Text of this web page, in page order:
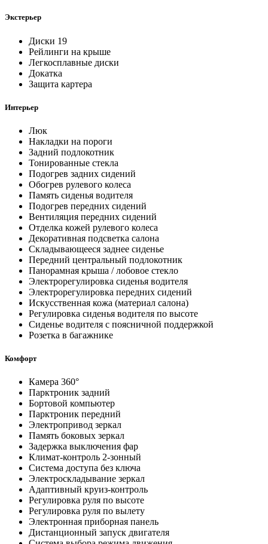
Экстерьер
Диски 19
Рейлинги на крыше
Легкосплавные диски
Докатка
Защита картера
Интерьер
Люк
Накладки на пороги
Задний подлокотник
Тонированные стекла
Подогрев задних сидений
Обогрев рулевого колеса
Память сиденья водителя
Подогрев передних сидений
Вентиляция передних сидений
Отделка кожей рулевого колеса
Декоративная подсветка салона
Складывающееся заднее сиденье
Передний центральный подлокотник
Панорамная крыша / лобовое стекло
Электрорегулировка сиденья водителя
Электрорегулировка передних сидений
Искусственная кожа (материал салона)
Регулировка сиденья водителя по высоте
Сиденье водителя с поясничной поддержкой
Розетка в багажнике
Комфорт
Камера 360°
Парктроник задний
Бортовой компьютер
Парктроник передний
Электропривод зеркал
Память боковых зеркал
Задержка выключения фар
Климат-контроль 2-зонный
Система доступа без ключа
Электроскладывание зеркал
Адаптивный круиз-контроль
Регулировка руля по высоте
Регулировка руля по вылету
Электронная приборная панель
Дистанционный запуск двигателя